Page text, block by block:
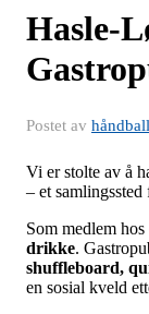
Hasle-
Postet av
Vi er stolte av å
– et
Som medlem hos
drikke.
shuffleboard,
en sosial kveld